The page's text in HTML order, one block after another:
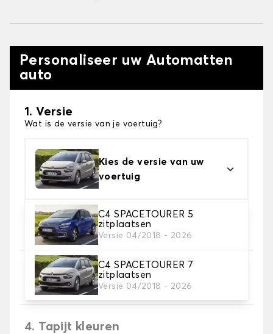
Personaliseer uw Automatten
auto
1. Versie
Wat is de versie van je voertuig?
Kies de versie van uw
voertuig
C4 SPACETOURER 5
zitplaatsen
Versie 04/2018 - 2026
C4 SPACETOURER 7
zitplaatsen
Versie 04/2018 - 2026
2. Materiaal
Kies het materiaal van uw automatten
3. Aantal matten
Selecteer het aantal automatten dat je nodig hebt.
4. Tapijt kleuren